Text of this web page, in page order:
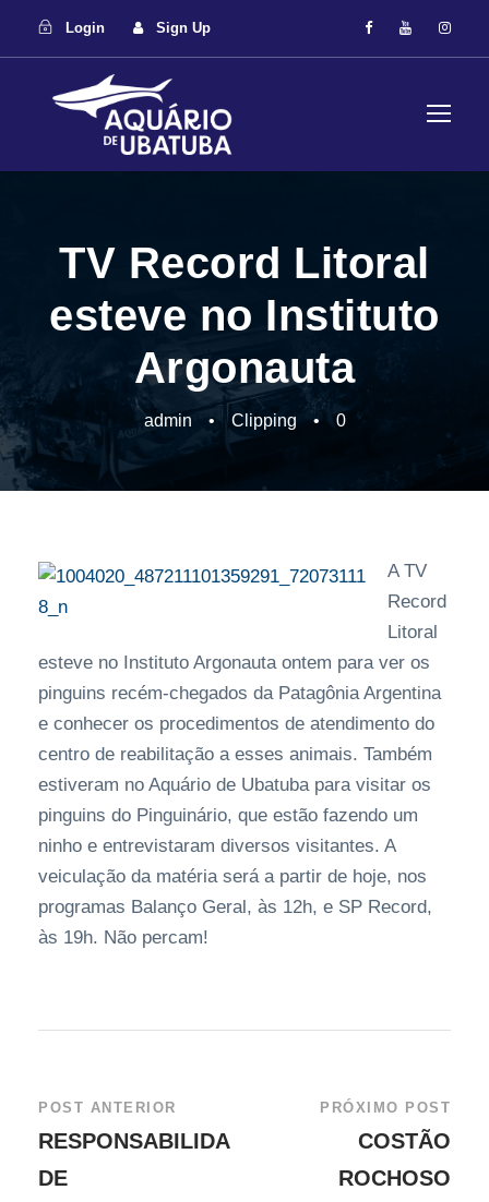
Login Sign Up
TV Record Litoral
esteve no Instituto
Argonauta
admin • Clipping • 0
A TV
Record
Litoral
esteve no Instituto Argonauta ontem para ver os
pinguins recém-chegados da Patagônia Argentina
e conhecer os procedimentos de atendimento do
centro de reabilitação a esses animais. Também
estiveram no Aquário de Ubatuba para visitar os
pinguins do Pinguinário, que estão fazendo um
ninho e entrevistaram diversos visitantes. A
veiculação da matéria será a partir de hoje, nos
programas Balanço Geral, às 12h, e SP Record,
às 19h. Não percam!
POST ANTERIOR
RESPONSABILIDA
DE
PRÓXIMO POST
COSTÃO
ROCHOSO